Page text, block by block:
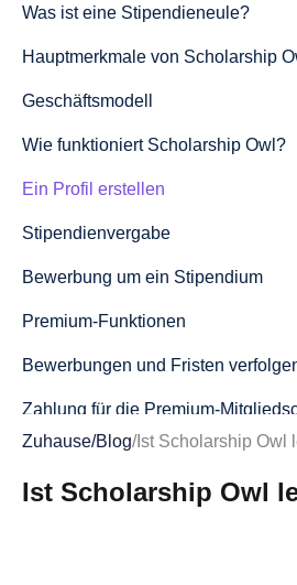
Was ist eine Stipendieneule?
Hauptmerkmale von Scholarship
Geschäftsmodell
Wie funktioniert Scholarship Owl?
Ein Profil erstellen
Stipendienvergabe
Bewerbung um ein Stipendium
Premium-Funktionen
Bewerbungen und Fristen
Zahlung für die Premium-
Ist Scholarship Owl legitim?
Unternehmensüberblick und
Zuhause/Blog/Ist Scholarship Owl
Ist Scholarship Owl